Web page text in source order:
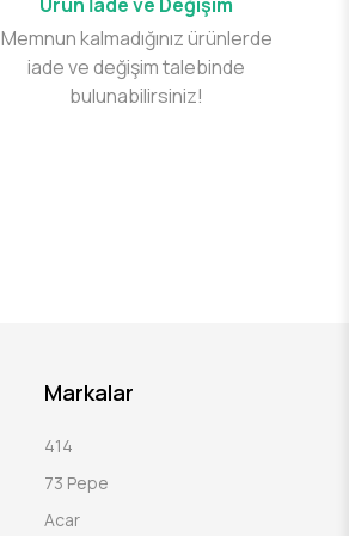
Memnun kalmadığınız ürünlerde
iade ve değişim talebinde
bulunabilirsiniz!
Markalar
414
73 Pepe
Acar